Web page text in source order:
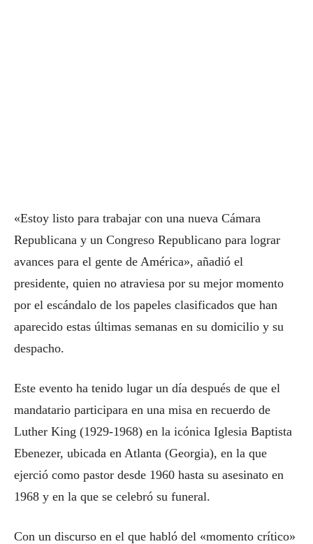
«Estoy listo para trabajar con una nueva Cámara
Republicana y un Congreso Republicano para lograr
avances para el gente de América», añadió el
presidente, quien no atraviesa por su mejor momento
por el escándalo de los papeles clasificados que han
aparecido estas últimas semanas en su domicilio y su
despacho.
Este evento ha tenido lugar un día después de que el
mandatario participara en una misa en recuerdo de
Luther King (1929-1968) en la icónica Iglesia Baptista
Ebenezer, ubicada en Atlanta (Georgia), en la que
ejerció como pastor desde 1960 hasta su asesinato en
1968 y en la que se celebró su funeral.
Con un discurso en el que habló del «momento crítico»